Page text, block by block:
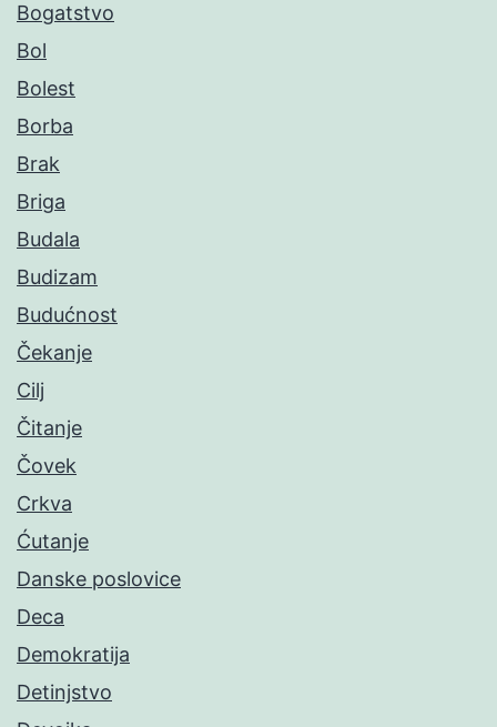
Bogatstvo
Bol
Bolest
Borba
Brak
Briga
Budala
Budizam
Budućnost
Čekanje
Cilj
Čitanje
Čovek
Crkva
Ćutanje
Danske poslovice
Deca
Demokratija
Detinjstvo